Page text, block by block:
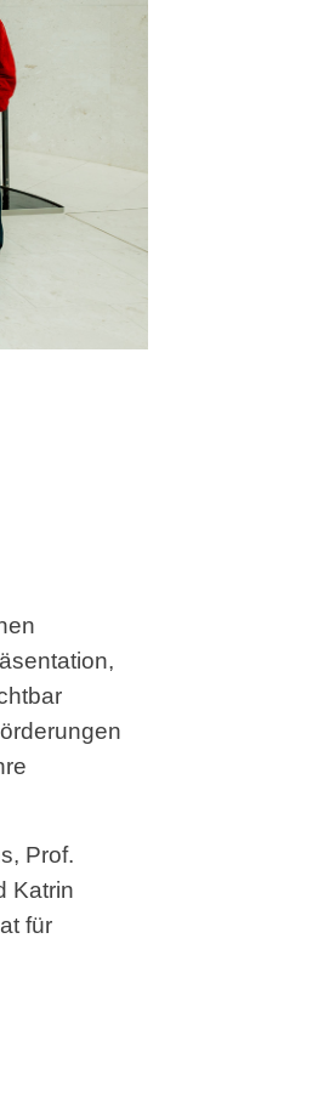
Prof.
Katrin
für